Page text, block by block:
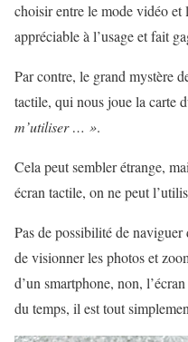
choisir entre le mode vidéo et
appréciable à l’usage et fait
Par contre, le grand mystère
tactile, qui nous joue la carte
m’utiliser … ».
Cela peut sembler étrange,
écran tactile, on ne peut
Pas de possibilité de naviguer
de visionner les photos et
d’un smartphone, non,
du temps, il est tout